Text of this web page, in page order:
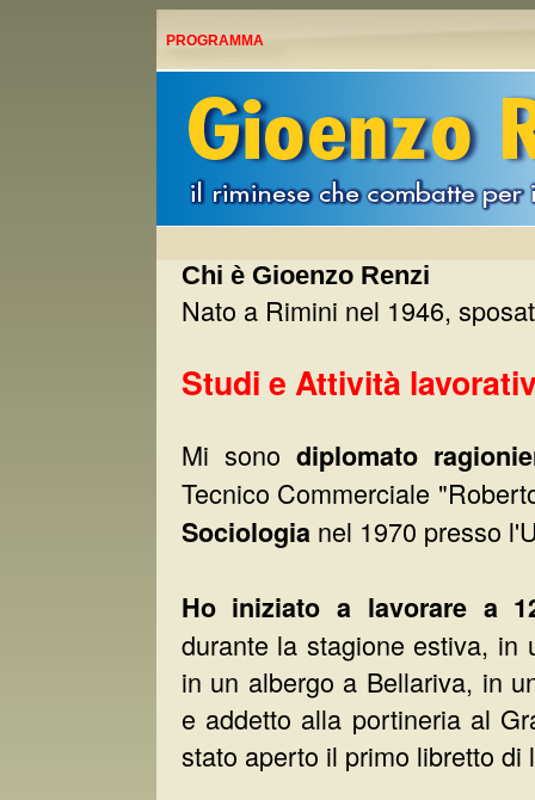
PROGRAMMA
Chi è Gioenzo Renzi
Nato a Rimini nel 1946,
Studi e Attività
Mi sono diplomato
Tecnico Commerciale
Sociologia nel 1970 presso
Ho iniziato a lavorare a
durante la stagione estiva, in
in un albergo a Bellariva, in
e addetto alla portineria al
stato aperto il primo libretto di